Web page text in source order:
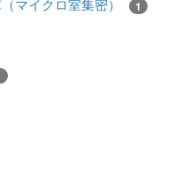
マイクロ室集密） 1